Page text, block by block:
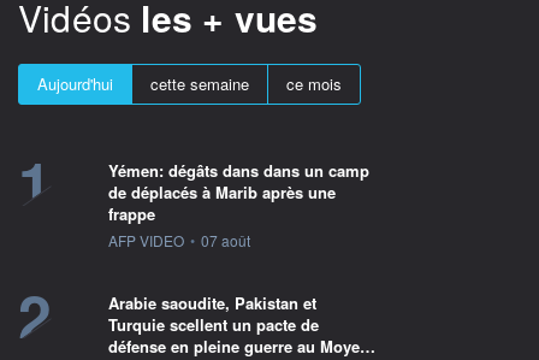
Vidéos les + vues
Aujourd'hui cette semaine ce mois
1
Yémen: dégâts dans dans un camp
de déplacés à Marib après une
frappe
information fournie par
AFP VIDEO • 07 août
2
Arabie saoudite, Pakistan et
Turquie scellent un pacte de
défense en pleine guerre au Moye…